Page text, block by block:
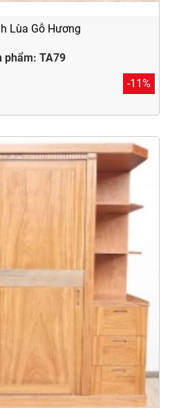
Lùa Gỗ Hương
phẩm: TA79
-11%